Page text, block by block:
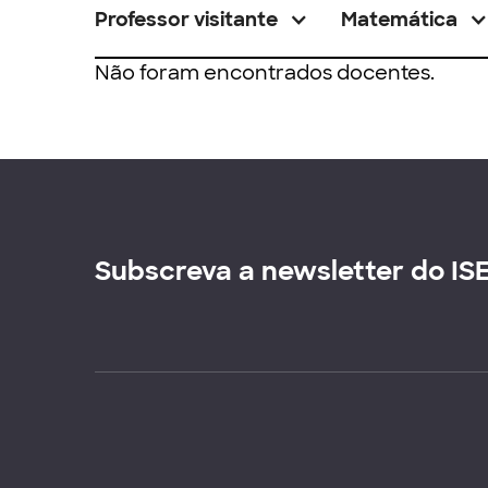
Professor visitante Matemática
Não foram encontrados docentes.
Subscreva a newsletter do